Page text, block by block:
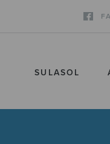
SULASOL